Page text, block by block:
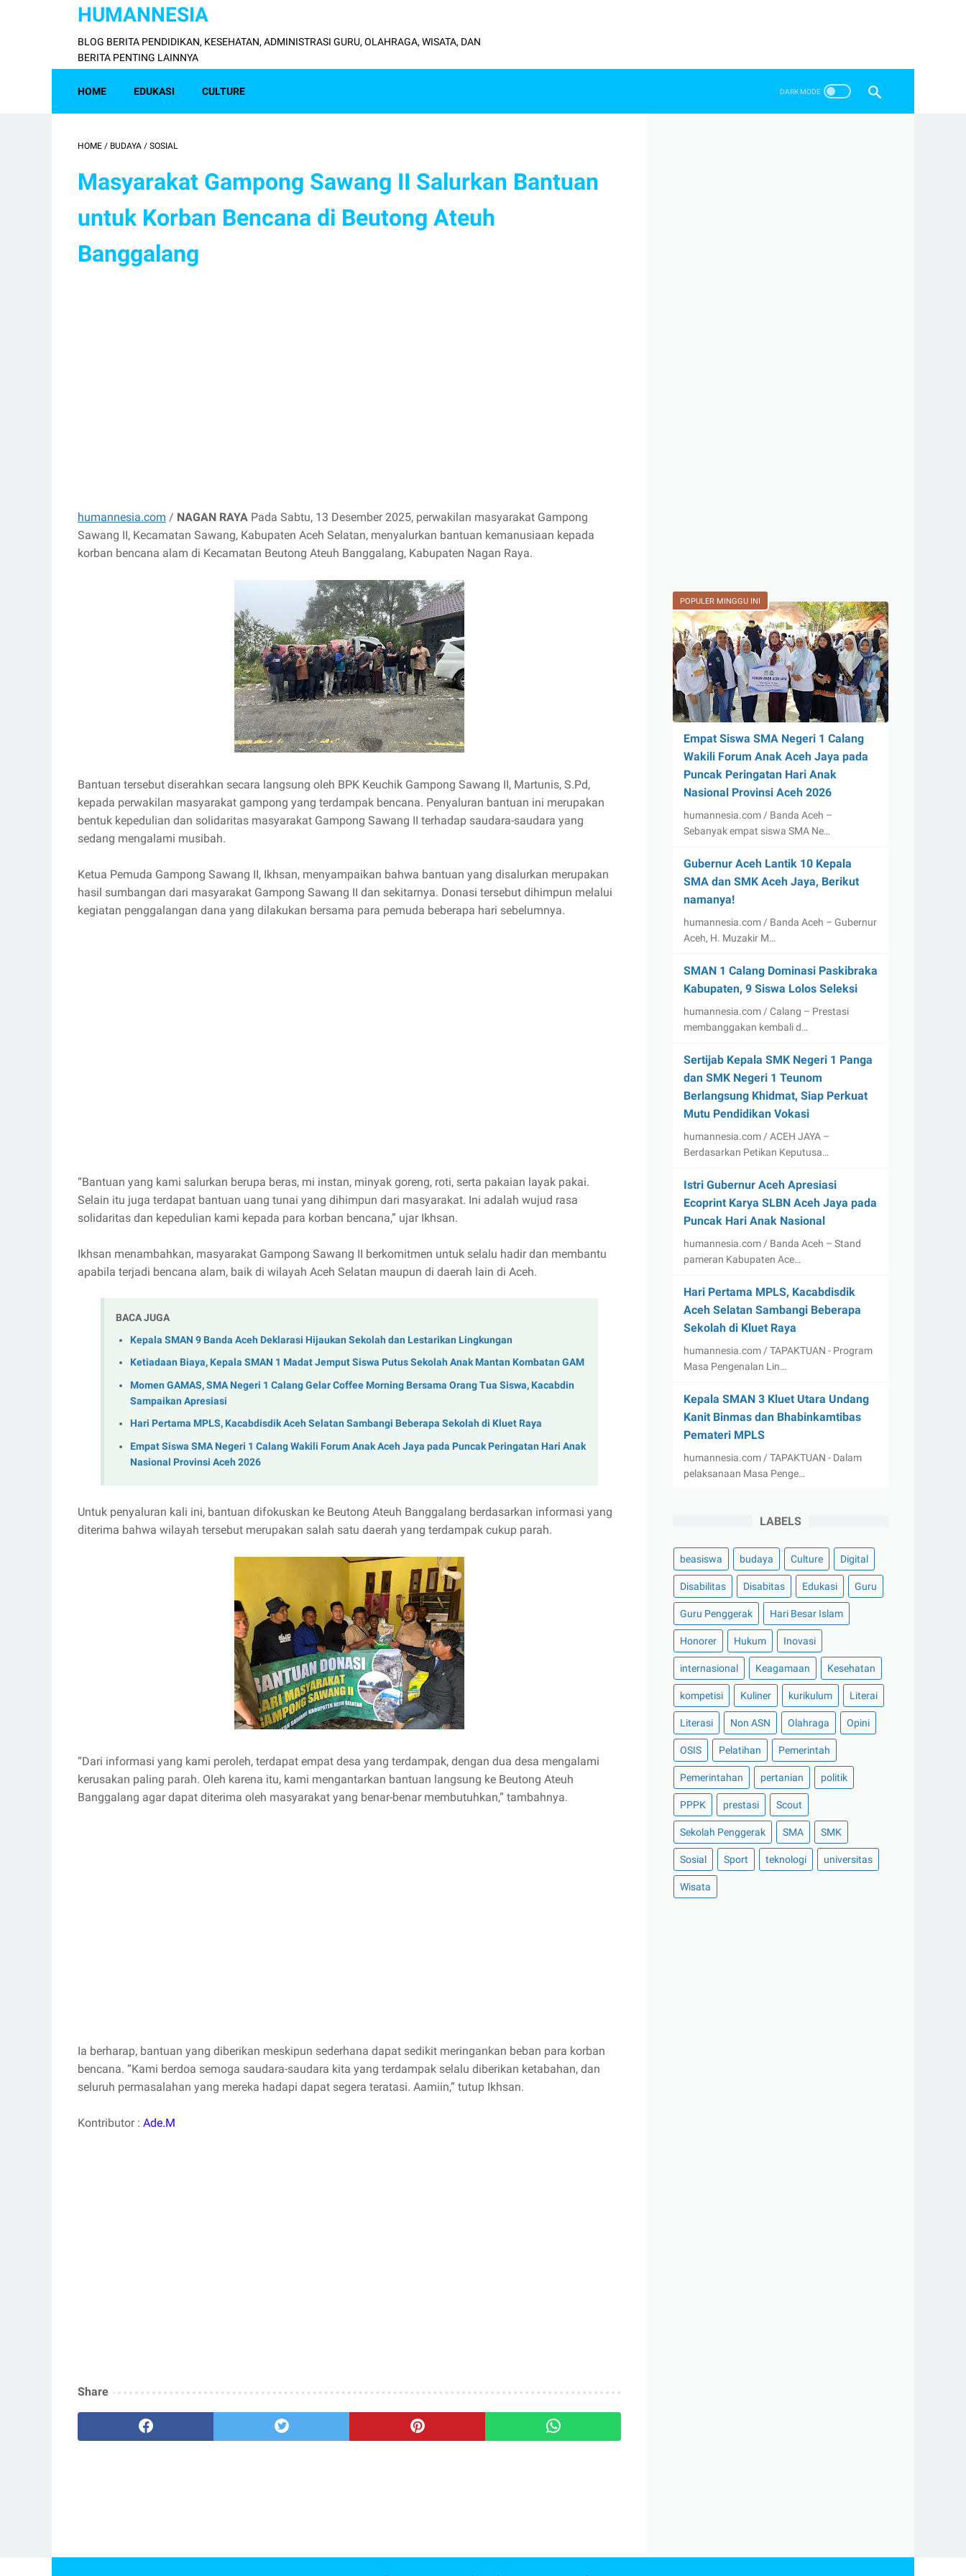
HUMANNESIA
BLOG BERITA PENDIDIKAN, KESEHATAN, ADMINISTRASI GURU, OLAHRAGA, WISATA, DAN
BERITA PENTING LAINNYA
HOME EDUKASI CULTURE
HOME / BUDAYA / SOSIAL
Masyarakat Gampong Sawang II Salurkan Bantuan
untuk Korban Bencana di Beutong Ateuh
Banggalang
humannesia.com / NAGAN RAYA Pada Sabtu, 13 Desember 2025, perwakilan masyarakat Gampong
Sawang II, Kecamatan Sawang, Kabupaten Aceh Selatan, menyalurkan bantuan kemanusiaan kepada
korban bencana alam di Kecamatan Beutong Ateuh Banggalang, Kabupaten Nagan Raya.
Bantuan tersebut diserahkan secara langsung oleh BPK Keuchik Gampong Sawang II, Martunis, S.Pd,
kepada perwakilan masyarakat gampong yang terdampak bencana. Penyaluran bantuan ini merupakan
bentuk kepedulian dan solidaritas masyarakat Gampong Sawang II terhadap saudara-saudara yang
sedang mengalami musibah.
Ketua Pemuda Gampong Sawang II, Ikhsan, menyampaikan bahwa bantuan yang disalurkan merupakan
hasil sumbangan dari masyarakat Gampong Sawang II dan sekitarnya. Donasi tersebut dihimpun melalui
kegiatan penggalangan dana yang dilakukan bersama para pemuda beberapa hari sebelumnya.
“Bantuan yang kami salurkan berupa beras, mi instan, minyak goreng, roti, serta pakaian layak pakai.
Selain itu juga terdapat bantuan uang tunai yang dihimpun dari masyarakat. Ini adalah wujud rasa
solidaritas dan kepedulian kami kepada para korban bencana,” ujar Ikhsan.
Ikhsan menambahkan, masyarakat Gampong Sawang II berkomitmen untuk selalu hadir dan membantu
apabila terjadi bencana alam, baik di wilayah Aceh Selatan maupun di daerah lain di Aceh.
BACA JUGA
Kepala SMAN 9 Banda Aceh Deklarasi Hijaukan Sekolah dan Lestarikan Lingkungan
Ketiadaan Biaya, Kepala SMAN 1 Madat Jemput Siswa Putus Sekolah Anak Mantan Kombatan GAM
Momen GAMAS, SMA Negeri 1 Calang Gelar Coffee Morning Bersama Orang Tua Siswa, Kacabdin
Sampaikan Apresiasi
Hari Pertama MPLS, Kacabdisdik Aceh Selatan Sambangi Beberapa Sekolah di Kluet Raya
Empat Siswa SMA Negeri 1 Calang Wakili Forum Anak Aceh Jaya pada Puncak Peringatan Hari Anak
Nasional Provinsi Aceh 2026
Untuk penyaluran kali ini, bantuan difokuskan ke Beutong Ateuh Banggalang berdasarkan informasi yang
diterima bahwa wilayah tersebut merupakan salah satu daerah yang terdampak cukup parah.
“Dari informasi yang kami peroleh, terdapat empat desa yang terdampak, dengan dua desa mengalami
kerusakan paling parah. Oleh karena itu, kami mengantarkan bantuan langsung ke Beutong Ateuh
Banggalang agar dapat diterima oleh masyarakat yang benar-benar membutuhkan,” tambahnya.
Ia berharap, bantuan yang diberikan meskipun sederhana dapat sedikit meringankan beban para korban
bencana. “Kami berdoa semoga saudara-saudara kita yang terdampak selalu diberikan ketabahan, dan
seluruh permasalahan yang mereka hadapi dapat segera teratasi. Aamiin,” tutup Ikhsan.
Kontributor : Ade.M
Share
POPULER MINGGU INI
Empat Siswa SMA Negeri 1 Calang
Wakili Forum Anak Aceh Jaya pada
Puncak Peringatan Hari Anak
Nasional Provinsi Aceh 2026
humannesia.com / Banda Aceh –
Sebanyak empat siswa SMA Ne…
Gubernur Aceh Lantik 10 Kepala
SMA dan SMK Aceh Jaya, Berikut
namanya!
humannesia.com / Banda Aceh – Gubernur
Aceh, H. Muzakir M…
SMAN 1 Calang Dominasi Paskibraka
Kabupaten, 9 Siswa Lolos Seleksi
humannesia.com / Calang – Prestasi
membanggakan kembali d…
Sertijab Kepala SMK Negeri 1 Panga
dan SMK Negeri 1 Teunom
Berlangsung Khidmat, Siap Perkuat
Mutu Pendidikan Vokasi
humannesia.com / ACEH JAYA –
Berdasarkan Petikan Keputusa…
Istri Gubernur Aceh Apresiasi
Ecoprint Karya SLBN Aceh Jaya pada
Puncak Hari Anak Nasional
humannesia.com / Banda Aceh – Stand
pameran Kabupaten Ace…
Hari Pertama MPLS, Kacabdisdik
Aceh Selatan Sambangi Beberapa
Sekolah di Kluet Raya
humannesia.com / TAPAKTUAN - Program
Masa Pengenalan Lin…
Kepala SMAN 3 Kluet Utara Undang
Kanit Binmas dan Bhabinkamtibas
Pemateri MPLS
humannesia.com / TAPAKTUAN - Dalam
pelaksanaan Masa Penge…
LABELS
beasiswa budaya Culture Digital
Disabilitas Disabitas Edukasi Guru
Guru Penggerak Hari Besar Islam
Honorer Hukum Inovasi
internasional Keagamaan Kesehatan
kompetisi Kuliner kurikulum Literai
Literasi Non ASN Olahraga Opini
OSIS Pelatihan Pemerintah
Pemerintahan pertanian politik
PPPK prestasi Scout
Sekolah Penggerak SMA SMK
Sosial Sport teknologi universitas
Wisata